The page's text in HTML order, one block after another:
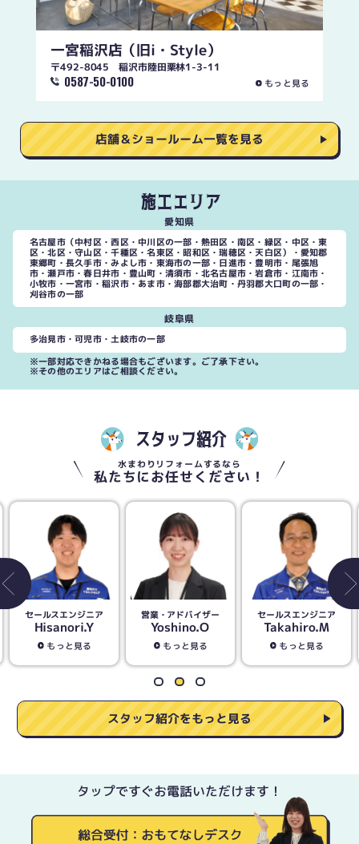
一宮稲沢店 （旧i・Style）
〒492-8045 稲沢市陸田栗林1-3-11
0587-50-0100 もっと見る
店舗＆ショールーム一覧を見る
施工エリア
愛知県
名古屋市（中村区・西区・中川区の一部・熱田区・南区・緑区・中区・東
区・北区・守山区・千種区・名東区・昭和区・瑞穂区・天白区）・愛知郡
東郷町・長久手市・みよし市・東海市の一部・日進市・豊明市・尾張旭
市・瀬戸市・春日井市・豊山町・清須市・北名古屋市・岩倉市・江南市・
小牧市・一宮市・稲沢市・あま市・海部郡大治町・丹羽郡大口町の一部・
刈谷市の一部
岐阜県
多治見市・可児市・土岐市の一部
※一部対応できかねる場合もございます。ご了承下さい。
※その他のエリアはご相談ください。
スタッフ紹介
水まわりリフォームするなら
私たちにお任せください！
営業・アドバイザー
Yoshino.O
もっと見る
セールスエンジニア
Takahiro.M
もっと見る
営業・アドバイザー
Seiichi.I
もっと見る
スタッフ紹介をもっと見る
タップですぐお電話いただけます！